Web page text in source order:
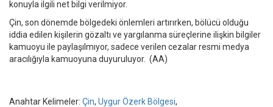
konuyla ilgili net bilgi verilmiyor.
Çin, son dönemde bölgedeki önlemleri artırırken, bölücü olduğu
iddia edilen kişilerin gözaltı ve yargılanma süreçlerine ilişkin bilgiler
kamuoyu ile paylaşılmıyor, sadece verilen cezalar resmi medya
aracılığıyla kamuoyuna duyuruluyor. (AA)
Anahtar Kelimeler: Çin, Uygur Özerk Bölgesi,